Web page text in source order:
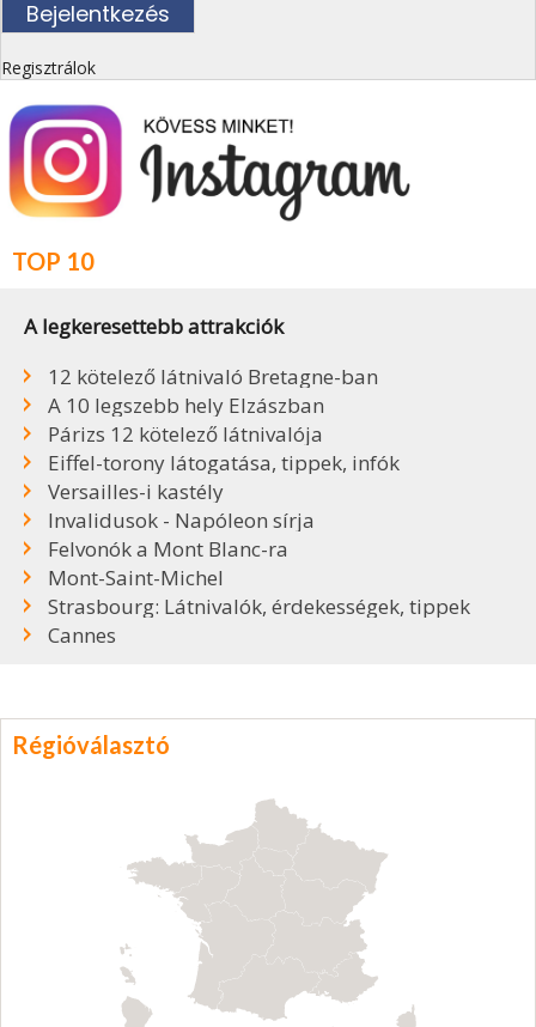
Regisztrálok
TOP 10
A legkeresettebb attrakciók
12 kötelező látnivaló Bretagne-ban
A 10 legszebb hely Elzászban
Párizs 12 kötelező látnivalója
Eiffel-torony látogatása, tippek, infók
Versailles-i kastély
Invalidusok - Napóleon sírja
Felvonók a Mont Blanc-ra
Mont-Saint-Michel
Strasbourg: Látnivalók, érdekességek, tippek
Cannes
Régióválasztó